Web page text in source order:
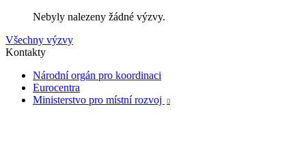
Nebyly nalezeny žádné výzvy.
Všechny výzvy
Kontakty
Národní orgán pro koordinaci
Eurocentra
Ministerstvo pro místní rozvoj
